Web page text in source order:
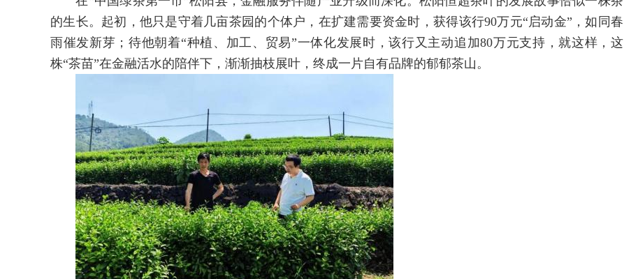
的生长。起初，他只是守着几亩茶园的个体户，在扩建需要资金时，获得该行90万元“启动金”，如同春
雨催发新芽；待他朝着“种植、加工、贸易”一体化发展时，该行又主动追加80万元支持，就这样，这
株“茶苗”在金融活水的陪伴下，渐渐抽枝展叶，终成一片自有品牌的郁郁茶山。